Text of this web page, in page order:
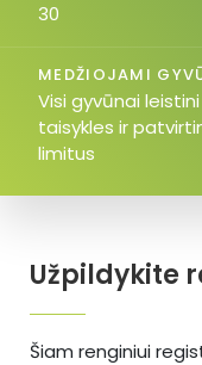
Užpildykite
Šiam renginiui
30
MEDŽIOJAMI
Visi gyvūnai
taisykles ir
limitus